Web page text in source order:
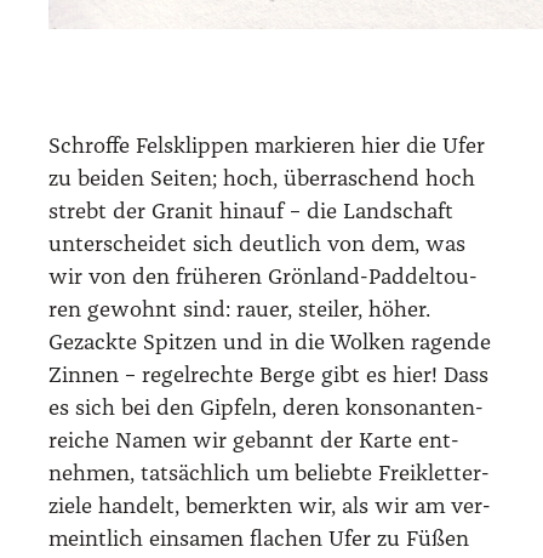
Schrof­fe Fels­klip­pen mar­kie­ren hier die Ufer
zu bei­den Sei­ten; hoch, über­ra­schend hoch
strebt der Gra­nit hin­auf – die Land­schaft
unter­schei­det sich deut­lich von dem, was
wir von den frü­he­ren Grön­land-Pad­del­tou­
ren gewohnt sind: rau­er, stei­ler, höher.
Gezack­te Spit­zen und in die Wol­ken ragen­de
Zin­nen – regel­rech­te Ber­ge gibt es hier! Dass
es sich bei den Gip­feln, deren kon­so­nan­ten­
rei­che Namen wir gebannt der Kar­te ent­
neh­men, tat­säch­lich um belieb­te Frei­klet­ter­
zie­le han­delt, bemerk­ten wir, als wir am ver­
meint­lich ein­sa­men fla­chen Ufer zu Füßen